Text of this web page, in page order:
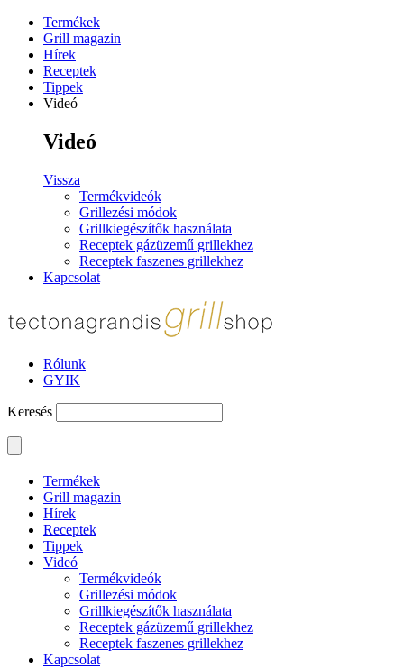
Termékek
Grill magazin
Hírek
Receptek
Tippek
Videó
Videó
Vissza
Termékvideók
Grillezési módok
Grillkiegészítők használata
Receptek gázüzemű grillekhez
Receptek faszenes grillekhez
Kapcsolat
Rólunk
GYIK
Keresés
Termékek
Grill magazin
Hírek
Receptek
Tippek
Videó
Termékvideók
Grillezési módok
Grillkiegészítők használata
Receptek gázüzemű grillekhez
Receptek faszenes grillekhez
Kapcsolat